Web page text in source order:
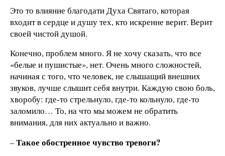
Это то влияние благодати Духа Святаго, которая
входит в сердце и душу тех, кто искренне верит. Верит
своей чистой душой.
Конечно, проблем много. Я не хочу сказать, что все
«белые и пушистые», нет. Очень много сложностей,
начиная с того, что человек, не слышащий внешних
звуков, лучше слышит себя внутри. Каждую свою боль,
хворобу: где-то стрельнуло, где-то кольнуло, где-то
заломило… То, на что мы можем не обратить
внимания, для них актуально и важно.
–Такое обостренное чувство тревоги?